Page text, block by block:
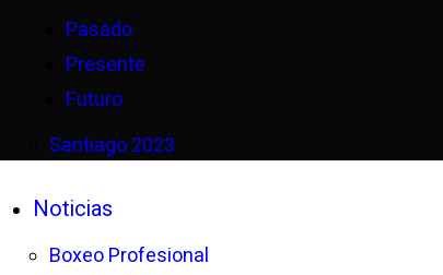
Pasado
Presente
Futuro
Santiago 2023
Noticias
Boxeo Profesional